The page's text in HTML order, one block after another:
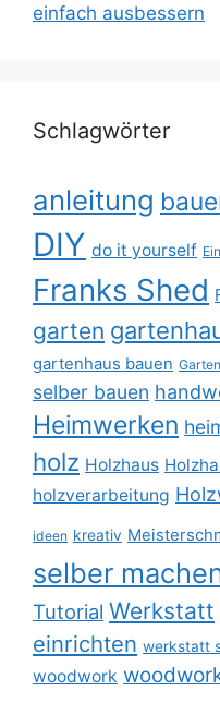
einfach ausbessern
Schlagwörter
anleitung
DIY do it yourself
Franks Shed
garten
gartenhaus bauen
selber bauen
Heimwerken
holz Holzhaus
holzverarbeitung
ideen kreativ
selber
Tutorial Werkstatt
einrichten werkstatt
woodwork